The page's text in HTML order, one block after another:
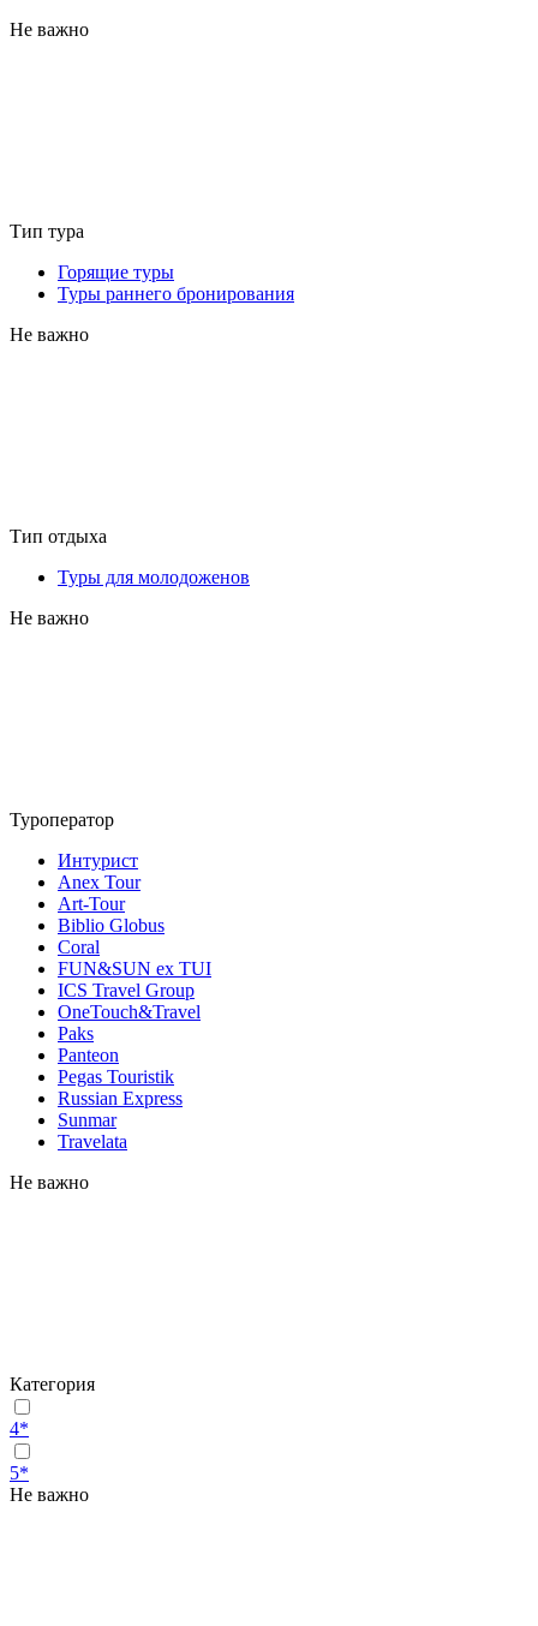
Не важно
Тип тура
Горящие туры
Туры раннего бронирования
Не важно
Тип отдыха
Туры для молодоженов
Не важно
Туроператор
Интурист
Anex Tour
Art-Tour
Biblio Globus
Coral
FUN&SUN ex TUI
ICS Travel Group
OneTouch&Travel
Paks
Panteon
Pegas Touristik
Russian Express
Sunmar
Travelata
Не важно
Категория
4*
5*
Не важно